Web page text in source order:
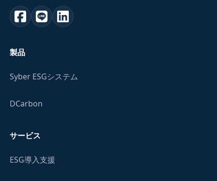
製品
Syber ESGシステム
DCarbon
サービス
ESG導入支援